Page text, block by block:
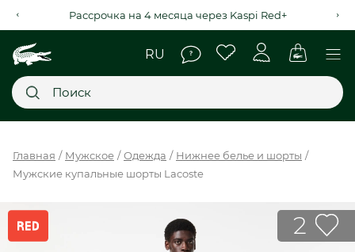
Рассрочка на 4 месяца через Kaspi Red+
НОВИНКИ
SALE
Главная Мужское Одежда
Нижнее белье и шорты
Мужские купальные шорты Lacoste
2